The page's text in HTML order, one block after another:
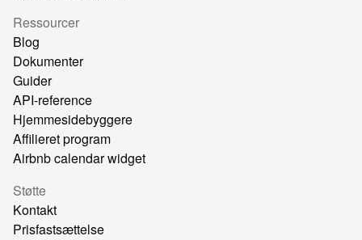
Ressourcer
Blog
Dokumenter
Guider
API-reference
Hjemmesidebyggere
Affilieret program
Airbnb calendar widget
Støtte
Kontakt
Prisfastsættelse